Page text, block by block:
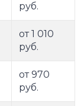
руб.
от 1 010
руб.
от 970
руб.